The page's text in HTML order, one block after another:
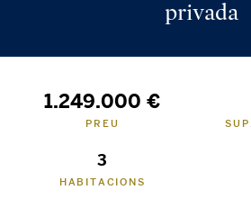
privada
1.249.000 €
PREU
3
HABITACIONS